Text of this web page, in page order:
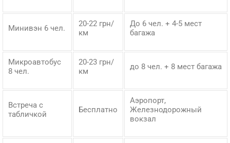
Минивэн 6 чел.
20-22 грн/
км
До 6 чел. + 4-5 мест
багажа
Микроавтобус
8 чел.
20-23 грн/
км
до 8 чел. + 8 мест багажа
Встреча с
табличкой
Бесплатно
Аэропорт,
Железнодорожный
вокзал